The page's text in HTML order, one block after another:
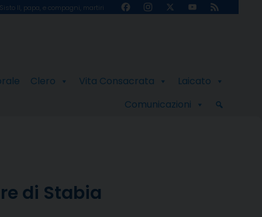
II, papa, e compagni, martiri FacebookInstagram
X
YouTube
Feed
Clero Vita Consacrata
Laicato
Comunicazioni
di Stabia